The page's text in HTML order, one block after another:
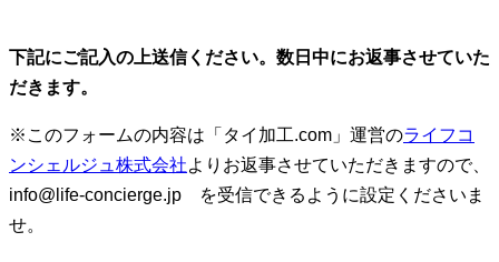
下記にご記入の上送信ください。数日中にお返事させていた
だきます。
※このフォームの内容は「タイ加工.com」運営のライフコ
ンシェルジュ株式会社よりお返事させていただきますので、
info@life-concierge.jp を受信できるように設定くださいま
せ。